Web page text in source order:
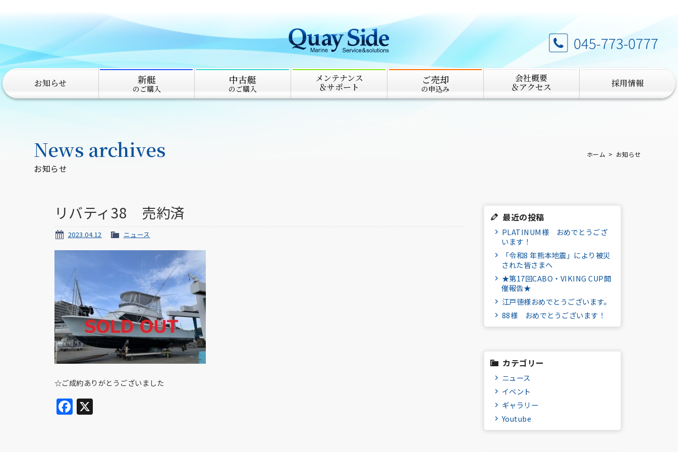
045-773-0777
お知らせ 新艇
のご購入
中古艇
のご購入
メンテナンス
＆サポート
ご売却
の申込み
会社概要
＆アクセス 採用情報
お知らせ
News archives ホーム お知らせ
リバティ38 売約済
2023.04.12 ニュース
☆ご成約ありがとうございました
Facebook
X
最近の投稿
PLATINUM様 おめでとうござ
います！
「令和8 年熊本地震」により被災
された皆さまへ
★第17回CABO・VIKING CUP開
催報告★
江戸徳様おめでとうございます。
88様 おめでとうございます！
カテゴリー
ニュース
イベント
ギャラリー
Youtube